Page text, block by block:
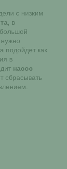
с низким
в
подойдет как
в
насос
сбрасывать